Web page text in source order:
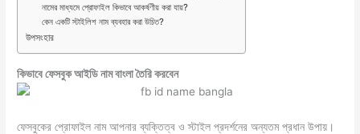
নামের মাধ্যমে প্রোফাইল কিভাবে আকর্ষণীয় করা যায়?
কেন একটি স্টাইলিশ নাম ব্যবহার করা উচিত?
উপসংহার
কিভাবে ফেসবুক আইডি নাম বাংলা তৈরি করবেন
ফেসবুকের প্রোফাইল নাম আপনার ব্যক্তিত্ব ও স্টাইল প্রদর্শনের অন্যতম প্রধান উপায়।